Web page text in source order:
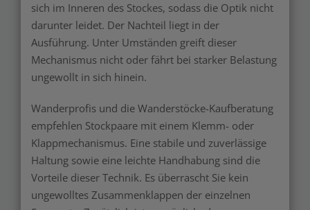
sich im Inneren des Stockes, sodass die Optik nicht
darunter leidet. Der Nachteil liegt in der
Ausführung. Unter Umständen greift dieser
Mechanismus nicht oder fährt bei starker Belastung
ungewollt in sich hinein.
Wanderprofis und die Wanderstöcke-Kaufberatung
empfehlen Stockpaare mit einem Klemm- oder
Klappmechanismus. Eine stabile und zuverlässige
Haltung sowie eine leichte Handhabung sind die
Vorteile dieser Technik. Es überrascht Sie kein
ungewolltes Zusammenklappen der einzelnen